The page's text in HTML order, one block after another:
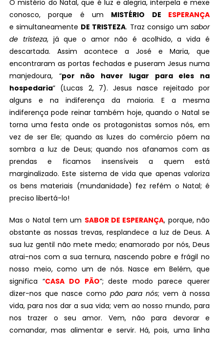
O mistério do Natal, que é luz e alegria, interpela e mexe
conosco, porque é um MISTÉRIO DE ESPERANÇA
e simultaneamente DE TRISTEZA. Traz consigo umsabor
de tristeza, já que o amor não é acolhido, a vida é
descartada. Assim acontece a José e Maria, que
encontraram as portas fechadas e puseram Jesus numa
manjedoura, “por não haver lugar para eles na
hospedaria” (Lucas 2, 7). Jesus nasce rejeitado por
alguns e na indiferença da maioria. E a mesma
indiferença pode reinar também hoje, quando o Natal se
torna uma festa onde os protagonistas somos nós, em
vez de ser Ele; quando as luzes do comércio põem na
sombra a luz de Deus; quando nos afanamos com as
prendas e ficamos insensíveis a quem está
marginalizado. Este sistema de vida que apenas valoriza
os bens materiais (mundanidade) fez refém o Natal; é
preciso libertá-lo!
Mas o Natal tem um SABOR DE ESPERANÇA, porque, não
obstante as nossas trevas, resplandece a luz de Deus. A
sua luz gentil não mete medo; enamorado por nós, Deus
atrai-nos com a sua ternura, nascendo pobre e frágil no
nosso meio, como um de nós. Nasce em Belém, que
significa “CASA DO PÃO”; deste modo parece querer
dizer-nos que nasce como pão para nós; vem à nossa
vida, para nos dar a sua vida; vem ao nosso mundo, para
nos trazer o seu amor. Vem, não para devorar e
comandar, mas alimentar e servir. Há, pois, uma linha